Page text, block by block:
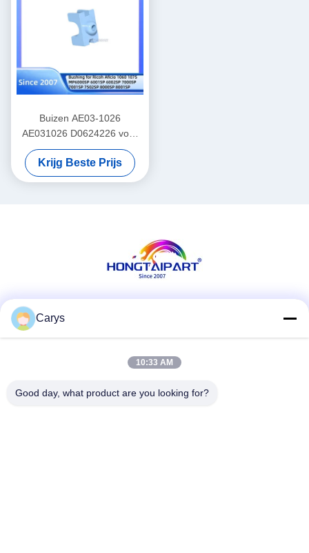
Buizen AE03-1026
AE031026 D0624226 voor
Ricoh Aficio 1060 1075
MP6000SP 6001SP 6002SP
7000SP 7001SP 7502SP
Krijg Beste Prijs
Carys
10:33 AM
Good day, what product are you looking for?